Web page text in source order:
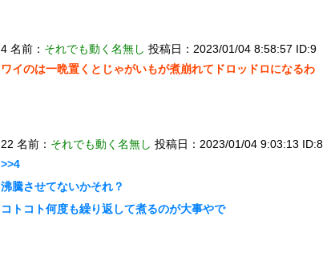
4 名前： それでも動く名無し 投稿日：2023/01/04 8:58:57 ID:9
ワイのは一晩置くとじゃがいもが煮崩れてドロッドロになるわ
22 名前： それでも動く名無し 投稿日：2023/01/04 9:03:13 ID:8
>>4
沸騰させてないかそれ？
コトコト何度も繰り返して煮るのが大事やで